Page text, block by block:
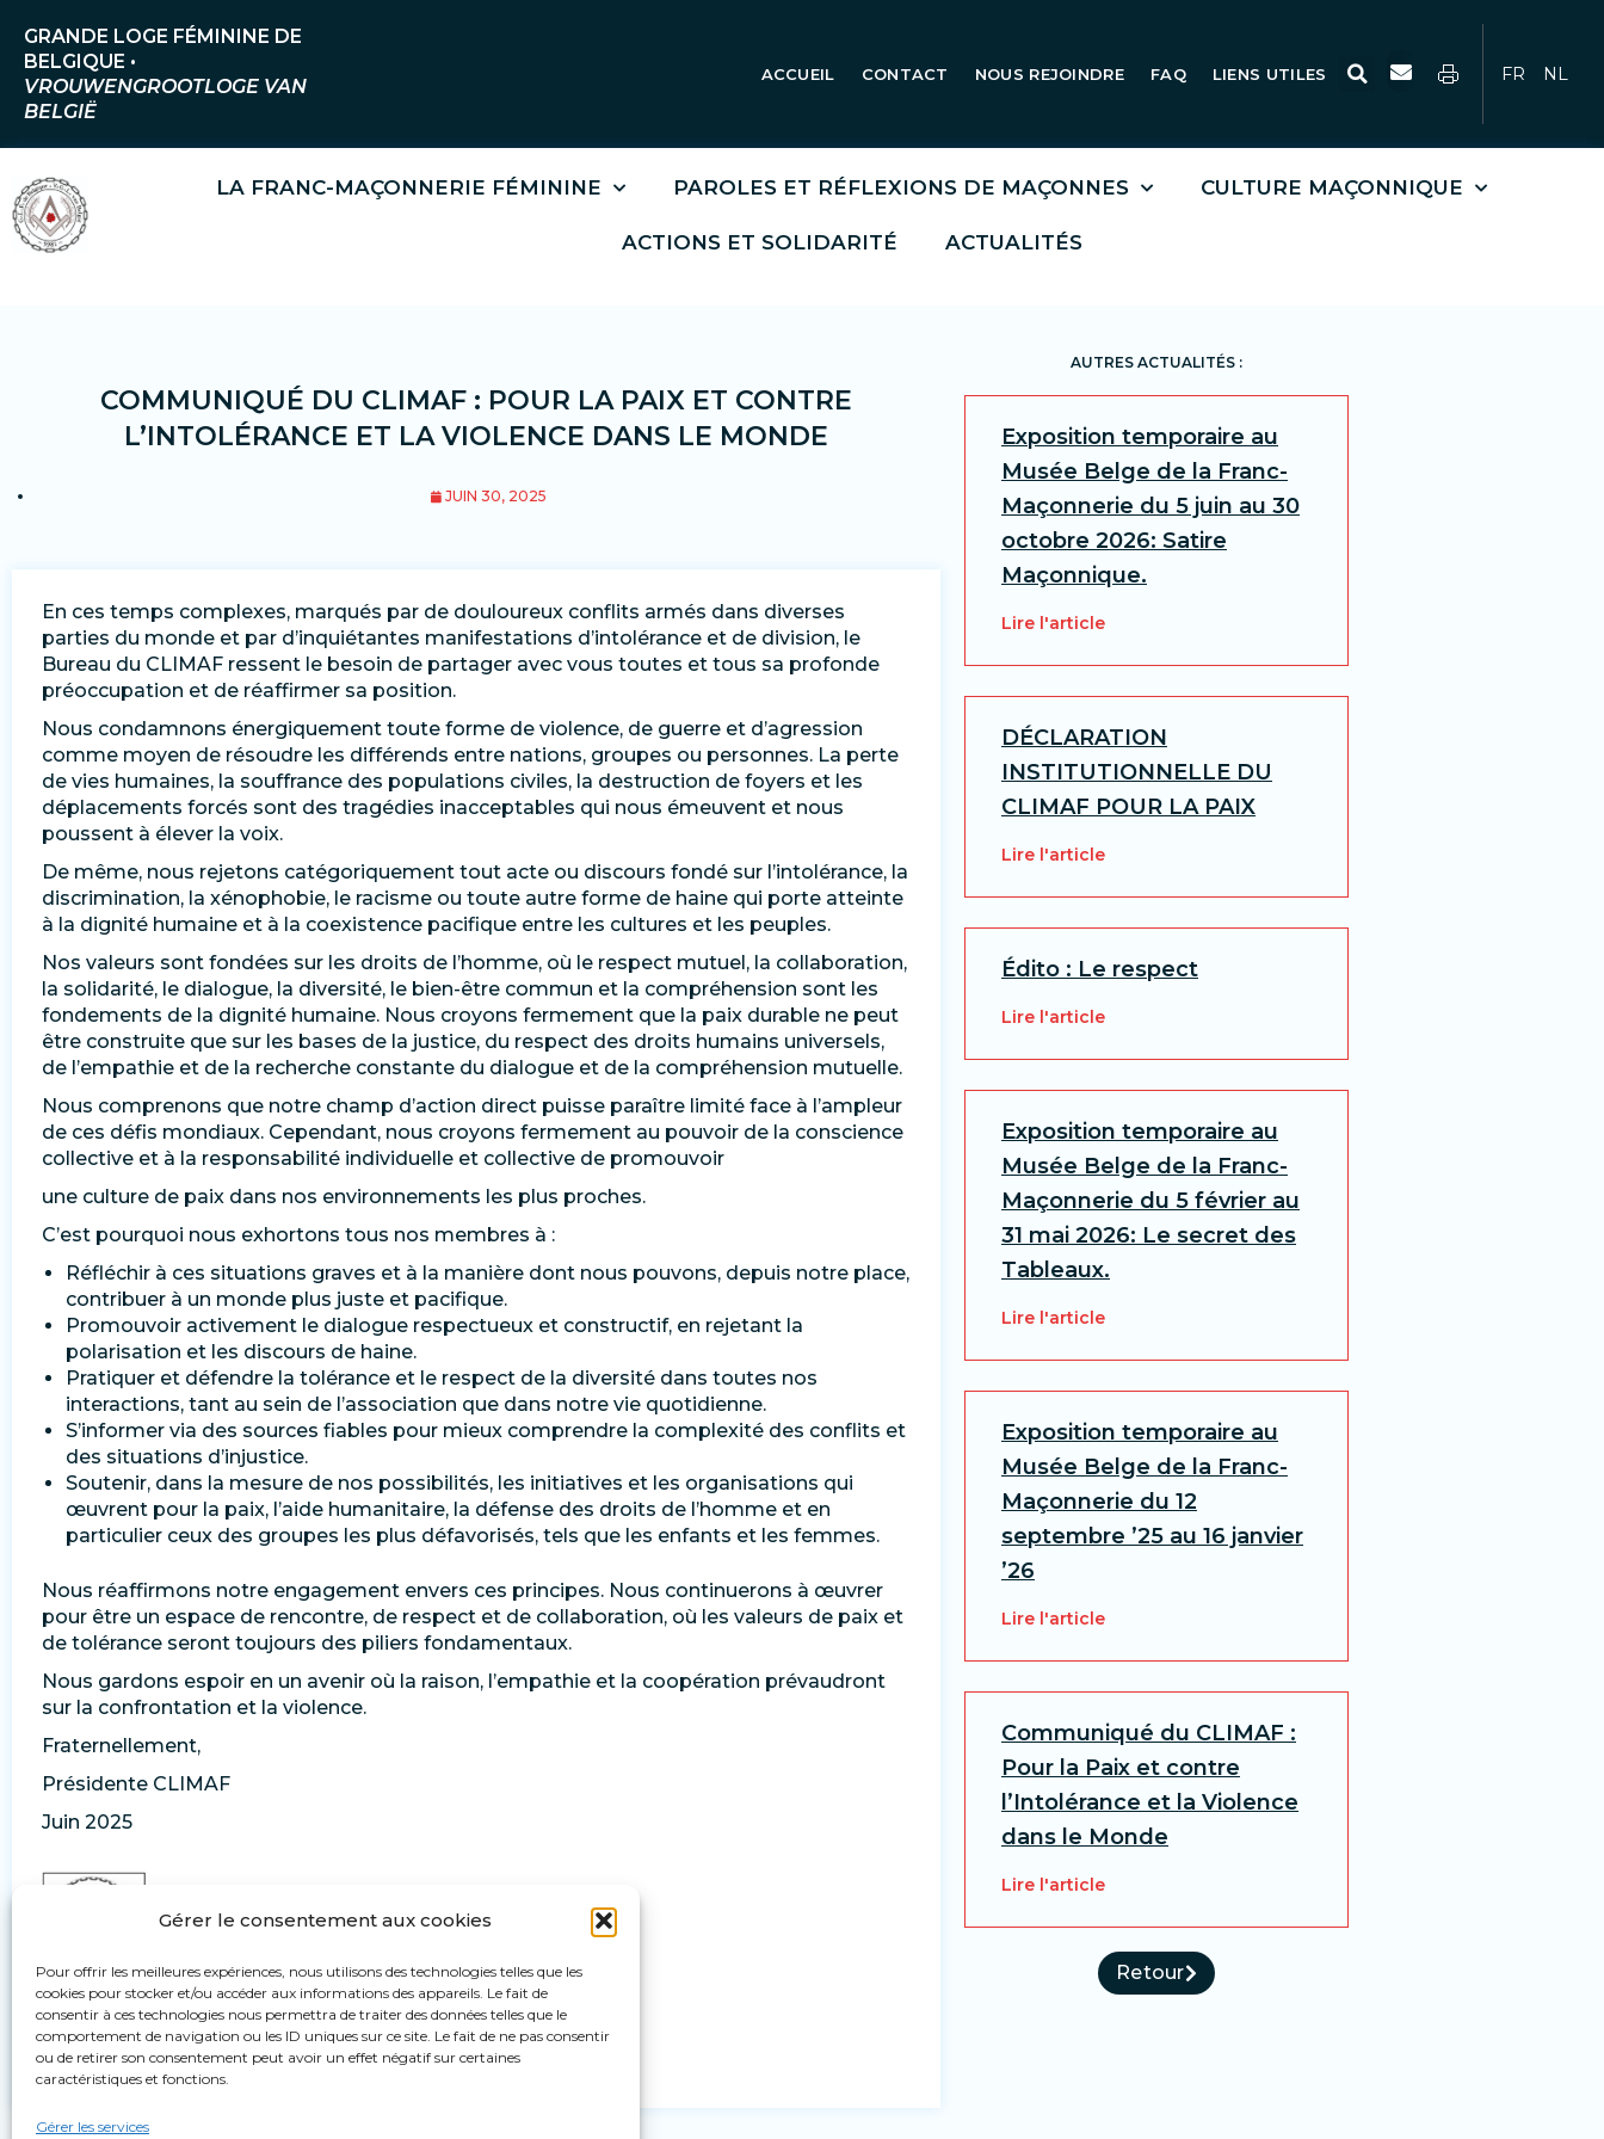
Gérer le consentement aux cookies
Pour offrir les meilleures expériences, nous utilisons des technologies telles que les
cookies pour stocker et/ou accéder aux informations des appareils. Le fait de
consentir à ces technologies nous permettra de traiter des données telles que le
comportement de navigation ou les ID uniques sur ce site. Le fait de ne pas consentir
ou de retirer son consentement peut avoir un effet négatif sur certaines
caractéristiques et fonctions.
Gérer les services
au
contenu
GRANDE LOGE FÉMININE DE
BELGIQUE •
VROUWENGROOTLOGE VAN
BELGIË
ACCUEIL CONTACT NOUS REJOINDRE FAQ LIENS UTILES Rechercher
FR NL
LA FRANC-MAÇONNERIE FÉMININE PAROLES ET RÉFLEXIONS DE MAÇONNES CULTURE MAÇONNIQUE
ACTIONS ET SOLIDARITÉ ACTUALITÉS
COMMUNIQUÉ DU CLIMAF : POUR LA PAIX ET CONTRE
L’INTOLÉRANCE ET LA VIOLENCE DANS LE MONDE
JUIN 30, 2025
En ces temps complexes, marqués par de douloureux conflits armés dans diverses
parties du monde et par d’inquiétantes manifestations d’intolérance et de division, le
Bureau du CLIMAF ressent le besoin de partager avec vous toutes et tous sa profonde
préoccupation et de réaffirmer sa position.
Nous condamnons énergiquement toute forme de violence, de guerre et d’agression
comme moyen de résoudre les différends entre nations, groupes ou personnes. La perte
de vies humaines, la souffrance des populations civiles, la destruction de foyers et les
déplacements forcés sont des tragédies inacceptables qui nous émeuvent et nous
poussent à élever la voix.
De même, nous rejetons catégoriquement tout acte ou discours fondé sur l’intolérance, la
discrimination, la xénophobie, le racisme ou toute autre forme de haine qui porte atteinte
à la dignité humaine et à la coexistence pacifique entre les cultures et les peuples.
Nos valeurs sont fondées sur les droits de l’homme, où le respect mutuel, la collaboration,
la solidarité, le dialogue, la diversité, le bien-être commun et la compréhension sont les
fondements de la dignité humaine. Nous croyons fermement que la paix durable ne peut
être construite que sur les bases de la justice, du respect des droits humains universels,
de l’empathie et de la recherche constante du dialogue et de la compréhension mutuelle.
Nous comprenons que notre champ d’action direct puisse paraître limité face à l’ampleur
de ces défis mondiaux. Cependant, nous croyons fermement au pouvoir de la conscience
collective et à la responsabilité individuelle et collective de promouvoir
une culture de paix dans nos environnements les plus proches.
C’est pourquoi nous exhortons tous nos membres à :
Réfléchir à ces situations graves et à la manière dont nous pouvons, depuis notre place,
contribuer à un monde plus juste et pacifique.
Promouvoir activement le dialogue respectueux et constructif, en rejetant la
polarisation et les discours de haine.
Pratiquer et défendre la tolérance et le respect de la diversité dans toutes nos
interactions, tant au sein de l’association que dans notre vie quotidienne.
S’informer via des sources fiables pour mieux comprendre la complexité des conflits et
des situations d’injustice.
Soutenir, dans la mesure de nos possibilités, les initiatives et les organisations qui
œuvrent pour la paix, l’aide humanitaire, la défense des droits de l’homme et en
particulier ceux des groupes les plus défavorisés, tels que les enfants et les femmes.
Nous réaffirmons notre engagement envers ces principes. Nous continuerons à œuvrer
pour être un espace de rencontre, de respect et de collaboration, où les valeurs de paix et
de tolérance seront toujours des piliers fondamentaux.
Nous gardons espoir en un avenir où la raison, l’empathie et la coopération prévaudront
sur la confrontation et la violence.
Fraternellement,
Présidente CLIMAF
Juin 2025
AUTRES ACTUALITÉS :
Exposition temporaire au
Musée Belge de la Franc-
Maçonnerie du 5 juin au 30
octobre 2026: Satire
Maçonnique.
Lire l'article
DÉCLARATION
INSTITUTIONNELLE DU
CLIMAF POUR LA PAIX
Lire l'article
Édito : Le respect
Lire l'article
Exposition temporaire au
Musée Belge de la Franc-
Maçonnerie du 5 février au
31 mai 2026: Le secret des
Tableaux.
Lire l'article
Exposition temporaire au
Musée Belge de la Franc-
Maçonnerie du 12
septembre ’25 au 16 janvier
’26
Lire l'article
Communiqué du CLIMAF :
Pour la Paix et contre
l’Intolérance et la Violence
dans le Monde
Lire l'article
Retour